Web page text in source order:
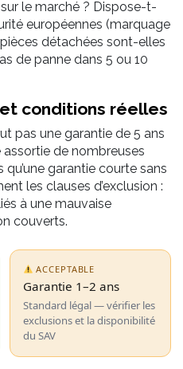
le marché ? Dispose-t-
européennes (marquage
détachées sont-elles
de panne dans 5 ou 10
conditions réelles
pas une garantie de 5 ans
de nombreuses
garantie courte sans
les clauses d’exclusion :
à une mauvaise
couverts.
ACCEPTABLE
Garantie 1–2 ans
Standard légal — vérifier les
exclusions et la disponibilité
du SAV